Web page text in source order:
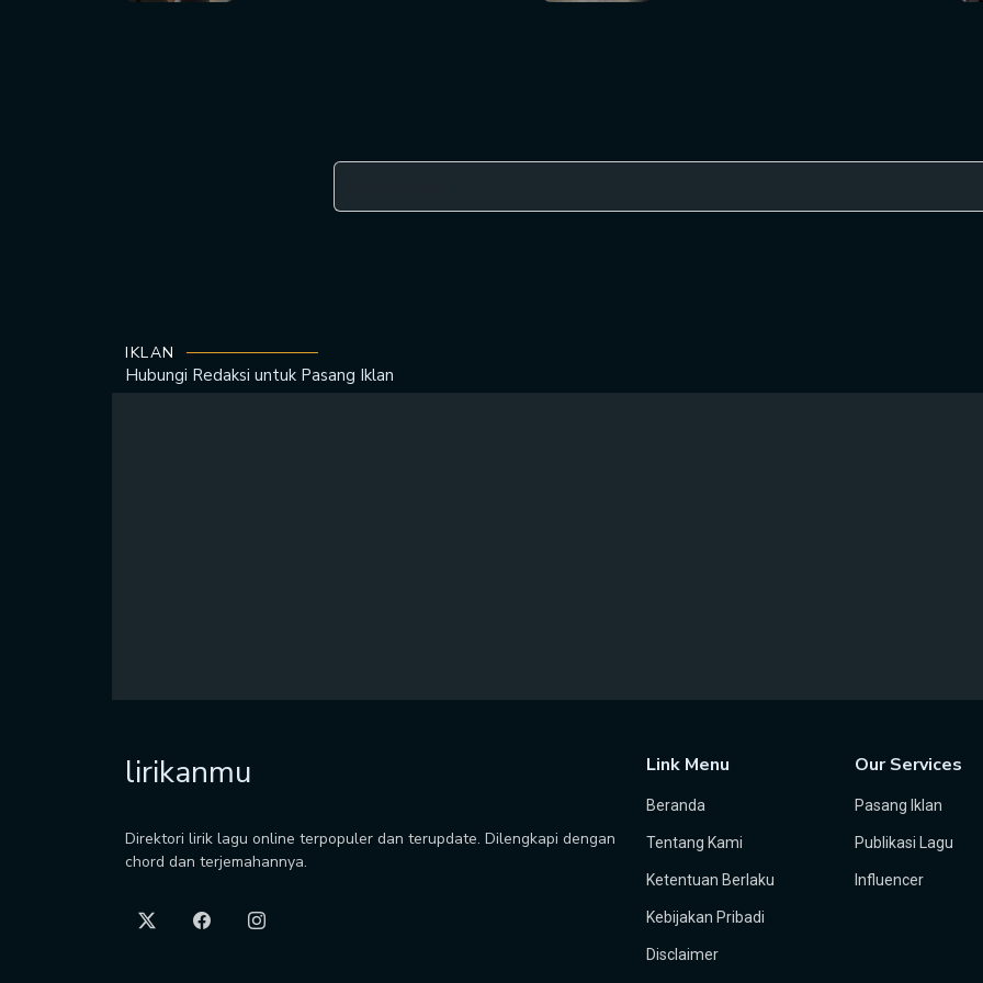
IKLAN
Hubungi Redaksi untuk Pasang Iklan
lirikanmu
Direktori lirik lagu online terpopuler dan terupdate. Dilengkapi dengan
chord dan terjemahannya.
Link Menu
Beranda
Tentang Kami
Ketentuan Berlaku
Kebijakan Pribadi
Disclaimer
Our Services
Pasang Iklan
Publikasi Lagu
Influencer